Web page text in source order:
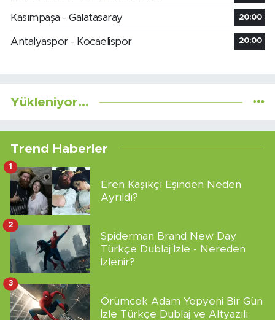
Kasımpaşa - Galatasaray 20:00
Antalyaspor - Kocaelispor 20:00
Yükleniyor...
Trend Haberler
Eren Kaşıkçı Eşinden Neden
Ayrıldı?
1
Spiderman Brand New Day
Türkçe Dublaj İzle - Nereden
İzlenir?
2
Örümcek Adam Yepyeni Bir Gün
İzle Türkçe Dublaj ve Altyazılı
3